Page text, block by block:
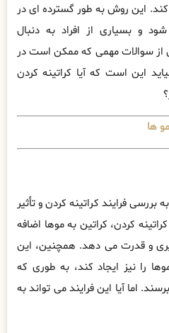
کند. این روش به طور گسترده ای در
و بسیاری از افراد به دنبال
از سوالات مهمی که ممکن است در
این است که آیا کراتینه کردن
ها
بررسی فرایند کراتینه کردن و تأثیر
کردن، کراتین به موها اضافه
و قدرت می دهد. همچنین، این
را نیز ایجاد کند، به طوری که
اما آیا این فرایند می تواند به